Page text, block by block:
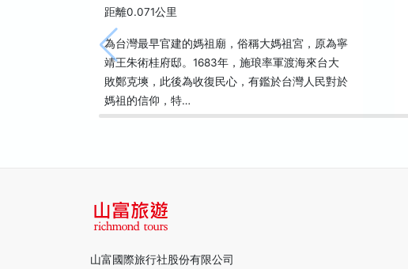
距離0.071公里
為台灣最早官建的媽祖廟，俗稱大媽祖宮，原為寧
靖王朱術桂府邸。1683年，施琅率軍渡海來台大
敗鄭克塽，此後為收復民心，有鑑於台灣人民對於
媽祖的信仰，特…
山富國際旅行社股份有限公司